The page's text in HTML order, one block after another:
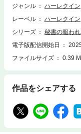
ラーラの妊娠が判明す
でしてしまい……？ キム
ヒーローとピュアなヒロ
い！＊本書は、ハーレク
ります。 ご購入の際は十
ジャンル
ハーレクイン
レーベル
ハーレクイン
シリーズ
秘書の報わ
電子版配信開始日
ファイルサイズ
0.39
作品をシェアする